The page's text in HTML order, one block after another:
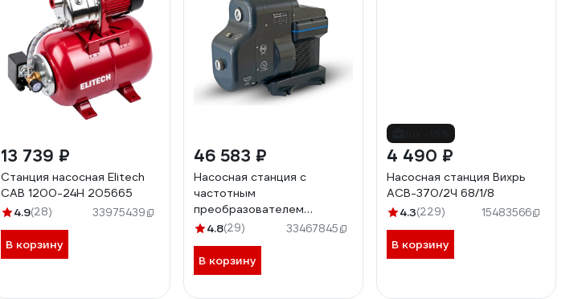
13 739 ₽
Станция насосная Elitech
САВ 1200-24Н 205665
4.9(28) 33975439
В корзину
46 583 ₽
Насосная станция с
частотным
преобразователем
UNIPUMP SCA MAX 75354
4.8(29) 33467845
В корзину
4 490 ₽
Насосная станция Вихрь
АСВ-370/2Ч 68/1/8
4.3(229) 15483566
В корзину